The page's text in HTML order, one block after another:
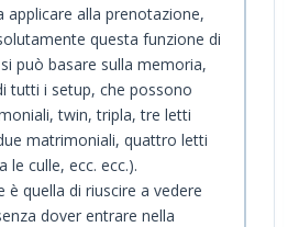
applicare alla prenotazione,
questa funzione di
può basare sulla memoria,
tutti i setup, che possono
twin, tripla, tre letti
matrimoniali, quattro letti
le culle, ecc. ecc.).
quella di riuscire a vedere
dover entrare nella